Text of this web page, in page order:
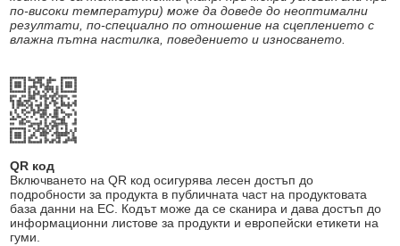
по-високи температури) може да доведе до неоптимални
резултати, по-специално по отношение на сцеплението с
влажна пътна настилка, поведението и износването.
QR код
Включването на QR код осигурява лесен достъп до
подробности за продукта в публичната част на продуктовата
база данни на ЕС. Кодът може да се сканира и дава достъп до
информационни листове за продукти и европейски етикети на
гуми.